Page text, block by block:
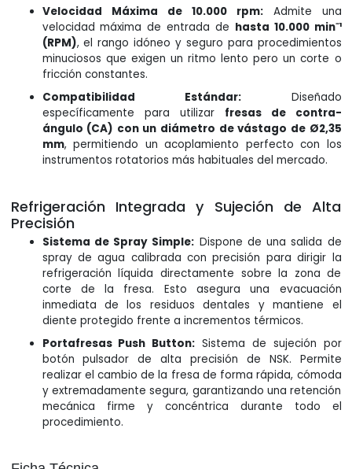
Velocidad Máxima de 10.000 rpm:Admite una
velocidad máxima de entrada de hasta 10.000 min⁻¹
(RPM), el rango idóneo y seguro para procedimientos
minuciosos que exigen un ritmo lento pero un corte o
fricción constantes.
Compatibilidad Estándar:Diseñado
específicamente para utilizar fresas de contra-
ángulo (CA) con un diámetro de vástago de Ø2,35
mm, permitiendo un acoplamiento perfecto con los
instrumentos rotatorios más habituales del mercado.
Refrigeración Integrada y Sujeción de Alta
Precisión
Sistema de Spray Simple: Dispone de una salida de
spray de agua calibrada con precisión para dirigir la
refrigeración líquida directamente sobre la zona de
corte de la fresa. Esto asegura una evacuación
inmediata de los residuos dentales y mantiene el
diente protegido frente a incrementos térmicos.
Portafresas Push Button: Sistema de sujeción por
botón pulsador de alta precisión de NSK. Permite
realizar el cambio de la fresa de forma rápida, cómoda
y extremadamente segura, garantizando una retención
mecánica firme y concéntrica durante todo el
procedimiento.